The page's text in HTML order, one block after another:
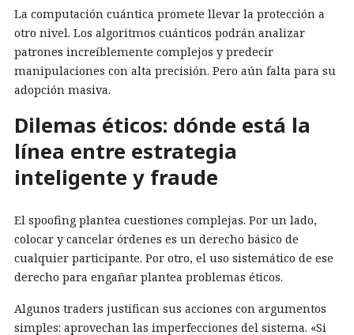
La computación cuántica promete llevar la protección a
otro nivel. Los algoritmos cuánticos podrán analizar
patrones increíblemente complejos y predecir
manipulaciones con alta precisión. Pero aún falta para su
adopción masiva.
Dilemas éticos: dónde está la
línea entre estrategia
inteligente y fraude
El spoofing plantea cuestiones complejas. Por un lado,
colocar y cancelar órdenes es un derecho básico de
cualquier participante. Por otro, el uso sistemático de ese
derecho para engañar plantea problemas éticos.
Algunos traders justifican sus acciones con argumentos
simples: aprovechan las imperfecciones del sistema. «Si